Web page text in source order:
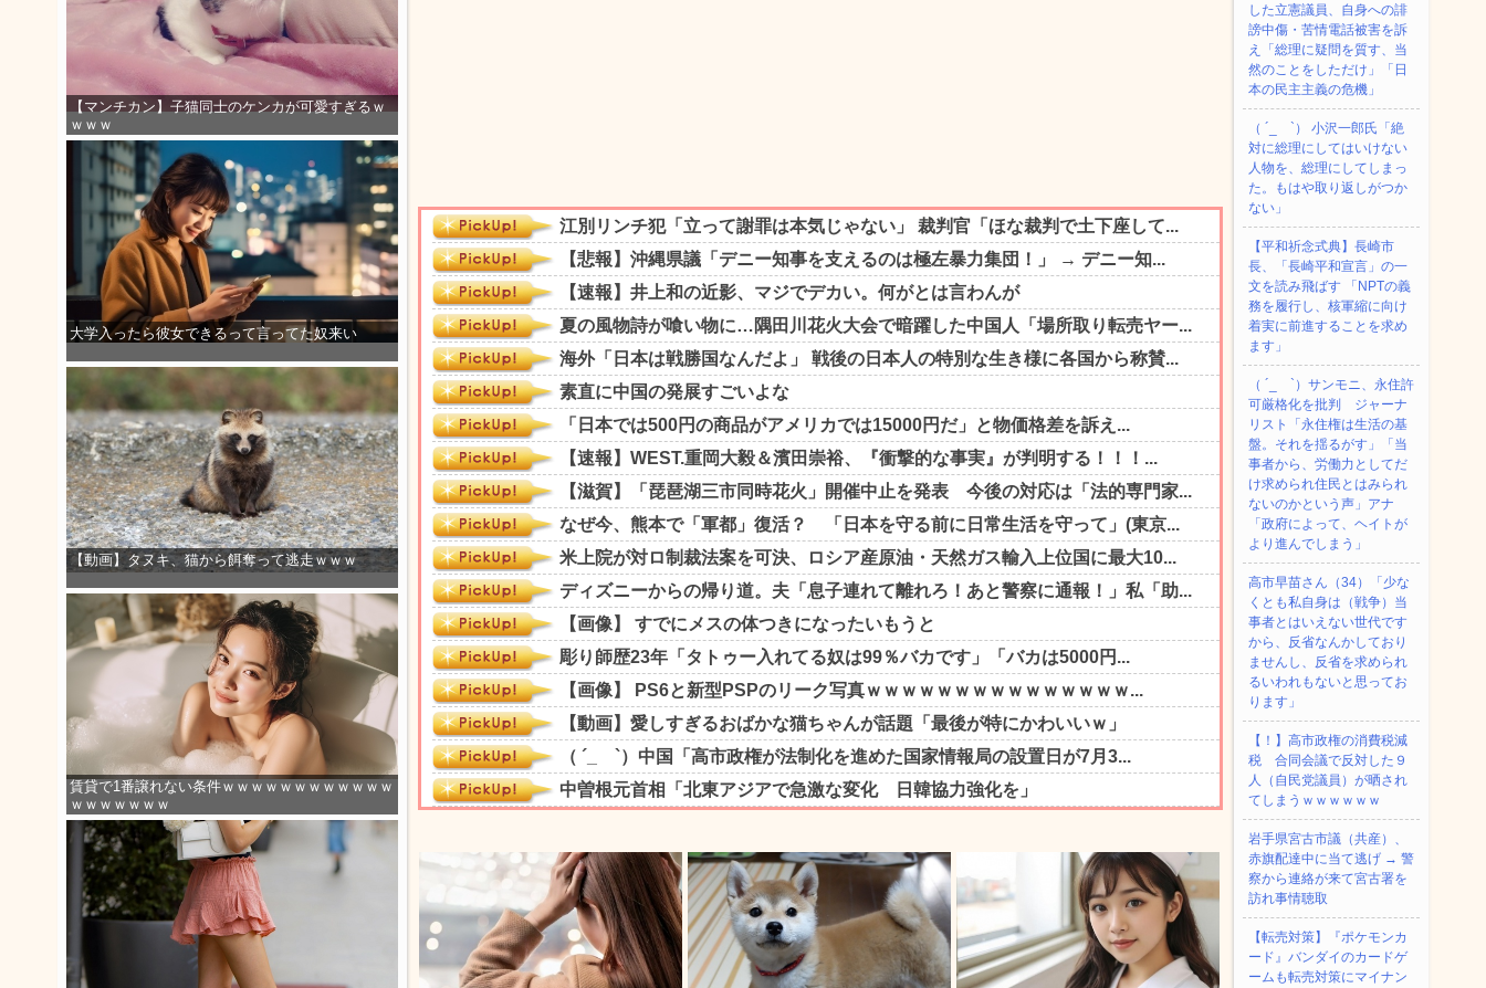
【マンチカン】子猫同士のケンカが可愛すぎるｗ
ｗｗｗ
大学入ったら彼女できるって言ってた奴来い
【動画】タヌキ、猫から餌奪って逃走ｗｗｗ
賃貸で1番譲れない条件ｗｗｗｗｗｗｗｗｗｗｗｗ
ｗｗｗｗｗｗｗ
した立憲議員、自身への誹
謗中傷・苦情電話被害を訴
え「総理に疑問を質す、当
然のことをしただけ」「日
本の民主主義の危機」
（ ´_ゝ`） 小沢一郎氏「絶
対に総理にしてはいけない
人物を、総理にしてしまっ
た。もはや取り返しがつか
ない」
【平和祈念式典】長崎市
長、「長崎平和宣言」の一
文を読み飛ばす 「NPTの義
務を履行し、核軍縮に向け
着実に前進することを求め
ます」
（ ´_ゝ`）サンモニ、永住許
可厳格化を批判 ジャーナ
リスト「永住権は生活の基
盤。それを揺るがす」「当
事者から、労働力としてだ
け求められ住民とはみられ
ないのかという声」アナ
「政府によって、ヘイトが
より進んでしまう」
高市早苗さん（34）「少な
くとも私自身は（戦争）当
事者とはいえない世代です
から、反省なんかしており
ませんし、反省を求められ
るいわれもないと思ってお
ります」
【！】高市政権の消費税減
税 合同会議で反対した９
人（自民党議員）が晒され
てしまうｗｗｗｗｗｗ
岩手県宮古市議（共産）、
赤旗配達中に当て逃げ → 警
察から連絡が来て宮古署を
訪れ事情聴取
【転売対策】『ポケモンカ
ード』バンダイのカードゲ
ームも転売対策にマイナン